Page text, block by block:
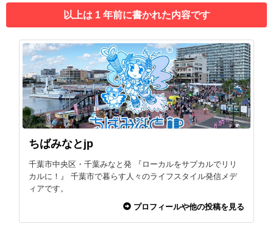
以上は 1 年前に書かれた内容です
ちばみなとjp
千葉市中央区・千葉みなと発 『ローカルをサブカルでリリ
カルに！』 千葉市で暮らす人々のライフスタイル発信メデ
ィアです。
プロフィールや他の投稿を見る